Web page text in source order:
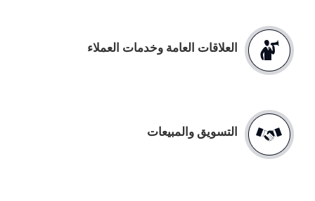
العلاقات العامة وخدمات العملاء
التسويق والمبيعات